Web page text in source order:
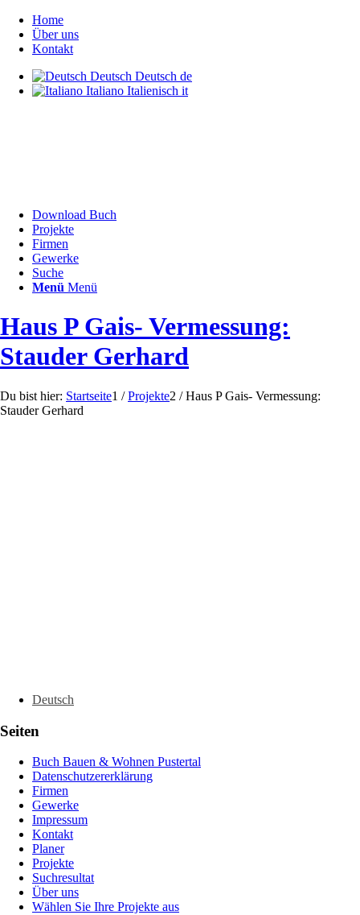
Home
Über uns
Kontakt
Deutsch Deutsch de
Italiano Italienisch it
Download Buch
Projekte
Firmen
Gewerke
Suche
Menü Menü
Haus P Gais- Vermessung:
Stauder Gerhard
Du bist hier: Startseite1 / Projekte2 / Haus P Gais- Vermessung:
Stauder Gerhard
Deutsch
Seiten
Buch Bauen & Wohnen Pustertal
Datenschutzererklärung
Firmen
Gewerke
Impressum
Kontakt
Planer
Projekte
Suchresultat
Über uns
Wählen Sie Ihre Projekte aus